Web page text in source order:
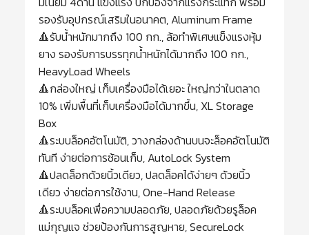
รองรับอุปกรณ์เสริมในอนาคต, Aluminum Frame
🔺รับน้ำหนักมากถึง 100 กก., ล้อทำพิเศษแข็งแรงหุ้ม
ยาง รองรับการบรรทุกน้ำหนักได้มากถึง 100 กก.,
HeavyLoad Wheels
🔺กล่องใหญ่ เก็บเครื่องมือได้เยอะ ใหญ่กว่าในตลาด
10% เพิ่มพื้นที่เก็บเครื่องมือได้มากขึ้น, XL Storage
Box
🔺ระบบล็อคอัตโนมัติ, วางกล่องด้านบนจะล็อคอัตโนมัติ
ทันที ง่ายต่อการซ้อนเก็บ, AutoLock System
🔺ปลดล็อกด้วยนิ้วเดียว, ปลดล็อคได้ง่ายๆ ด้วยนิ้ว
เดียว ง่ายต่อการใช้งาน, One-Hand Release
🔺ระบบล็อคเพื่อความปลอดภัย, ปลอดภัยด้วยรูล็อค
แม่กุญแจ ช่วยป้องกันการสูญหาย, SecureLock